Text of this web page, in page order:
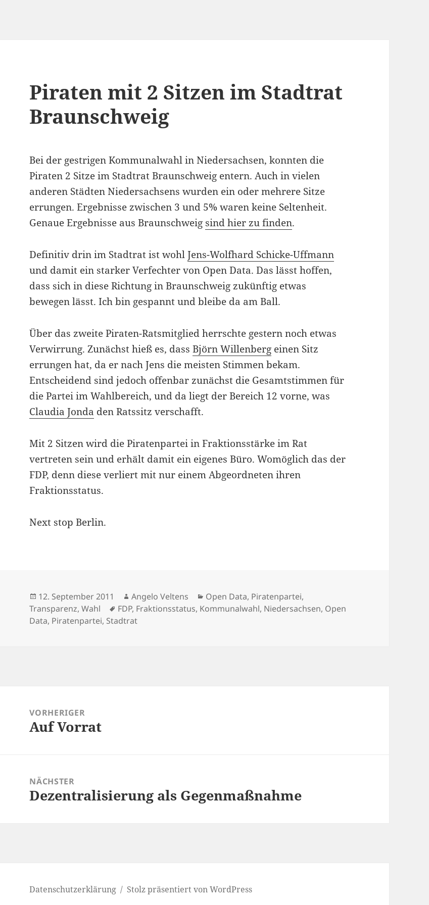
Piraten mit 2 Sitzen im Stadtrat
Braunschweig
Bei der gestrigen Kommunalwahl in Niedersachsen, konnten die
Piraten 2 Sitze im Stadtrat Braunschweig entern. Auch in vielen
anderen Städten Niedersachsens wurden ein oder mehrere Sitze
errungen. Ergebnisse zwischen 3 und 5% waren keine Seltenheit.
Genaue Ergebnisse aus Braunschweig sind hier zu finden.
Definitiv drin im Stadtrat ist wohlJens-Wolfhard Schicke-Uffmann
und damit ein starker Verfechter von Open Data. Das lässt hoffen,
dass sich in diese Richtung in Braunschweig zukünftig etwas
bewegen lässt. Ich bin gespannt und bleibe da am Ball.
Über das zweite Piraten-Ratsmitglied herrschte gestern noch etwas
Verwirrung. Zunächst hieß es, dassBjörn Willenberg einen Sitz
errungen hat, da er nach Jens die meisten Stimmen bekam.
Entscheidend sind jedoch offenbar zunächst die Gesamtstimmen für
die Partei im Wahlbereich, und da liegt der Bereich 12 vorne, was
Claudia Jonda den Ratssitz verschafft.
Mit 2 Sitzen wird die Piratenpartei in Fraktionsstärke im Rat
vertreten sein und erhält damit ein eigenes Büro. Womöglich das der
FDP, denn diese verliert mit nur einem Abgeordneten ihren
Fraktionsstatus.
Next stop Berlin.
Veröffentlicht
am
12. September 2011 Autor
Angelo Veltens Kategorien
Open Data, Piratenpartei,
Transparenz,Wahl Schlagwörter
FDP, Fraktionsstatus, Kommunalwahl, Niedersachsen, Open
Data, Piratenpartei, Stadtrat
VORHERIGER
Vorheriger
Auf Vorrat
NÄCHSTER
Nächster
Dezentralisierung als Gegenmaßnahme
Datenschutzerklärung Stolz präsentiert von WordPress